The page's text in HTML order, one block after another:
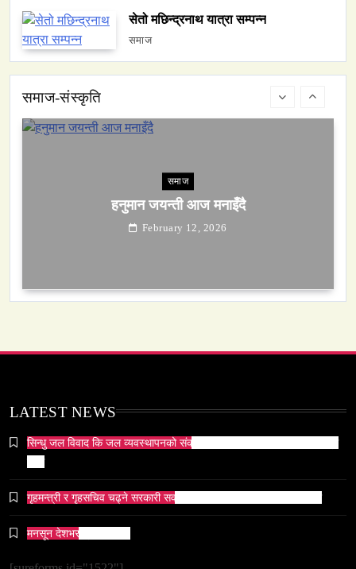
सेतो मछिन्द्रनाथ यात्रा सम्पन्न
समाज
समाज-संस्कृति
समाज
हनुमान जयन्ती आज मनाइँदै
February 12, 2026
समाज
सेतो मछिन्द्रनाथ यात्रा सम्पन्न
February 12, 2026
समाज-संस्कृति
February 12, 2026
जनकपुर सहित तराई मधेसका विभिन्न स्थानहरूमा पर्व छठ
LATEST NEWS
सिन्धु जल विवाद कि जल व्यवस्थापनको संकट? पाकिस्तानको पानी संकटको भित्री
गृहमन्त्री र गृहसचिव चढ्ने सरकारी सवारीसाधनबाट समेत कालो सिसा हटाइयो
मनसून देशभर प्रवेश गर्दै ।